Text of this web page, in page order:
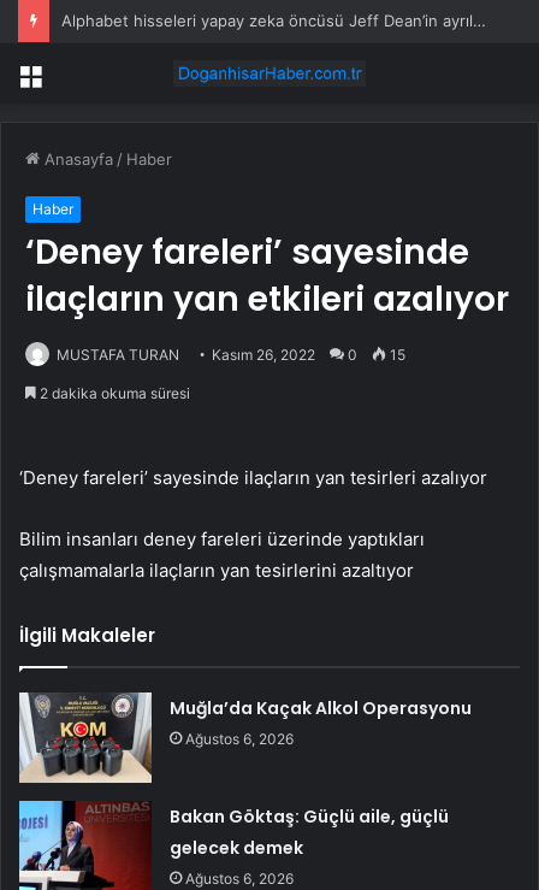
Alphabet hisseleri yapay zeka öncüsü Jeff Dean’in ayrılmasıyla %5 düştü
Menü
Anasayfa / Haber
Haber
‘Deney fareleri’ sayesinde
ilaçların yan etkileri azalıyor
MUSTAFA TURAN Kasım 26, 2022 0 15
2 dakika okuma süresi
‘Deney fareleri’ sayesinde ilaçların yan tesirleri azalıyor
Bilim insanları deney fareleri üzerinde yaptıkları
çalışmamalarla ilaçların yan tesirlerini azaltıyor
İlgili Makaleler
Muğla’da Kaçak Alkol Operasyonu
Ağustos 6, 2026
Bakan Göktaş: Güçlü aile, güçlü
gelecek demek
Ağustos 6, 2026